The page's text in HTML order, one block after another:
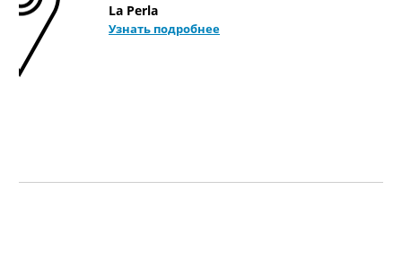
La Perla
Узнать подробнее